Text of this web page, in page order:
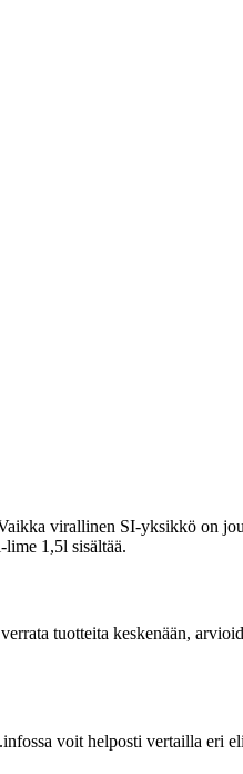
virallinen SI-yksikkö on
1,5l sisältää.
tuotteita keskenään,
voit helposti vertailla eri